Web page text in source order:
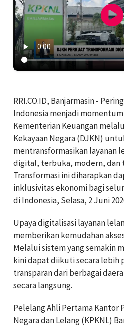
RRI.CO.ID, Banjarmasin -
Indonesia menjadi
Kementerian Keuangan
Kekayaan Negara (DJKN)
mentransformasikan layanan
digital, terbuka, modern, dan
Transformasi ini diharapkan
inklusivitas ekonomi bagi
di Indonesia, Selasa, 2 Juni
Upaya digitalisasi layanan
memberikan kemudahan
Melalui sistem yang semakin
kini dapat diikuti secara lebih
transparan dari berbagai
secara langsung.
Pelelang Ahli Pertama Kantor
Negara dan Lelang (KPKNL)